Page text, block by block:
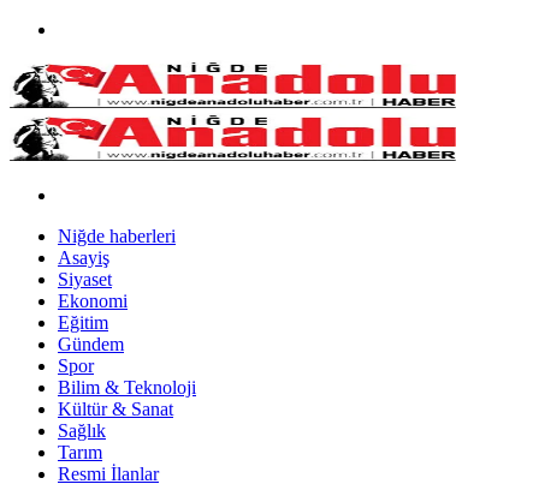
Niğde haberleri
Asayiş
Siyaset
Ekonomi
Eğitim
Gündem
Spor
Bilim & Teknoloji
Kültür & Sanat
Sağlık
Tarım
Resmi İlanlar